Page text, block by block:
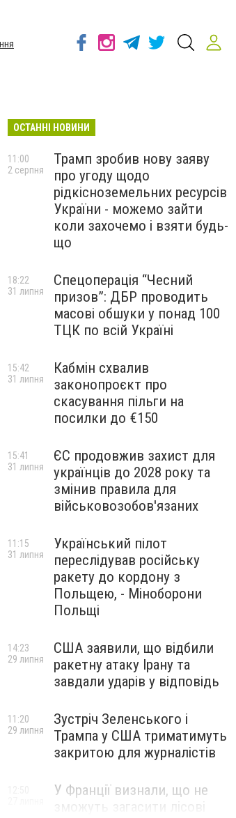
ОСТАННІ НОВИНИ
Трамп зробив нову заяву
про угоду щодо
рідкісноземельних ресурсів
України - можемо зайти
коли захочемо і взяти будь-
що
11:00
2 серпня
Спецоперація “Чесний
призов”: ДБР проводить
масові обшуки у понад 100
ТЦК по всій Україні
18:22
31 липня
Кабмін схвалив
законопроєкт про
скасування пільги на
посилки до €150
15:42
31 липня
ЄС продовжив захист для
українців до 2028 року та
змінив правила для
військовозобов'язаних
15:41
31 липня
Український пілот
переслідував російську
ракету до кордону з
Польщею, - Міноборони
Польщі
11:15
31 липня
США заявили, що відбили
ракетну атаку Ірану та
завдали ударів у відповідь
14:23
29 липня
Зустріч Зеленського і
Трампа у США триматимуть
закритою для журналістів
11:20
29 липня
У Франції визнали, що не